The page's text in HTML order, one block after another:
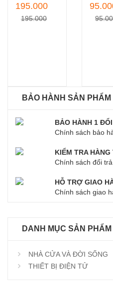
Mọi Nơi
195.000
195.000
Việt
BẢO HÀNH SẢN PHẨM
BẢO HÀNH 1
Chính sách bảo
KIỂM TRA
Chính sách đổi trả
HỖ TRỢ GIAO
Chính sách giao
DANH MỤC SẢN PHẨM
NHÀ CỬA VÀ ĐỜI SỐNG
THIẾT BỊ ĐIỆN TỬ